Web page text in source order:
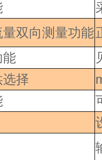
双向测量功能
能
择